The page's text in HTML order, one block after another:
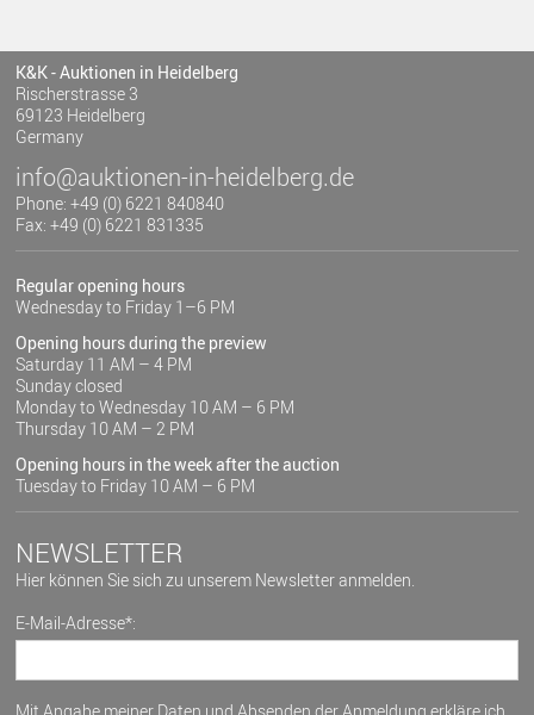
K&K - Auktionen in Heidelberg
Rischerstrasse 3
69123 Heidelberg
Germany
info@auktionen-in-heidelberg.de
Phone: +49 (0) 6221 840840
Fax: +49 (0) 6221 831335
Regular opening hours
Wednesday to Friday 1–6 PM
Opening hours during the preview
Saturday 11 AM – 4 PM
Sunday closed
Monday to Wednesday 10 AM – 6 PM
Thursday 10 AM – 2 PM
Opening hours in the week after the auction
Tuesday to Friday 10 AM – 6 PM
NEWSLETTER
Hier können Sie sich zu unserem Newsletter anmelden.
E-Mail-Adresse*: